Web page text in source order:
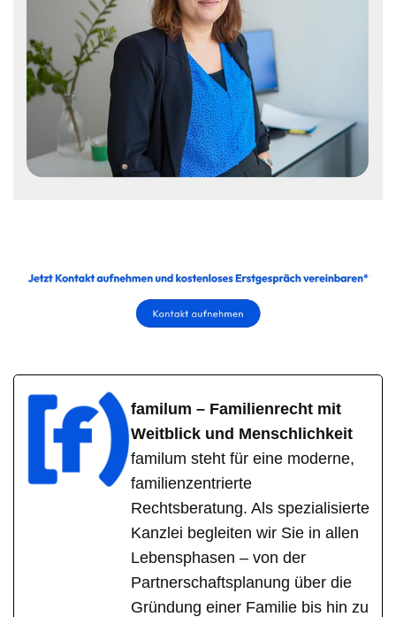
familum – Familienrecht mit
Weitblick und Menschlichkeit
familum steht für eine moderne,
familienzentrierte
Rechtsberatung. Als spezialisierte
Kanzlei begleiten wir Sie in allen
Lebensphasen – von der
Partnerschaftsplanung über die
Gründung einer Familie bis hin zu